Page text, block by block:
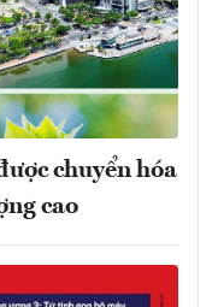
chuyển hóa
cao